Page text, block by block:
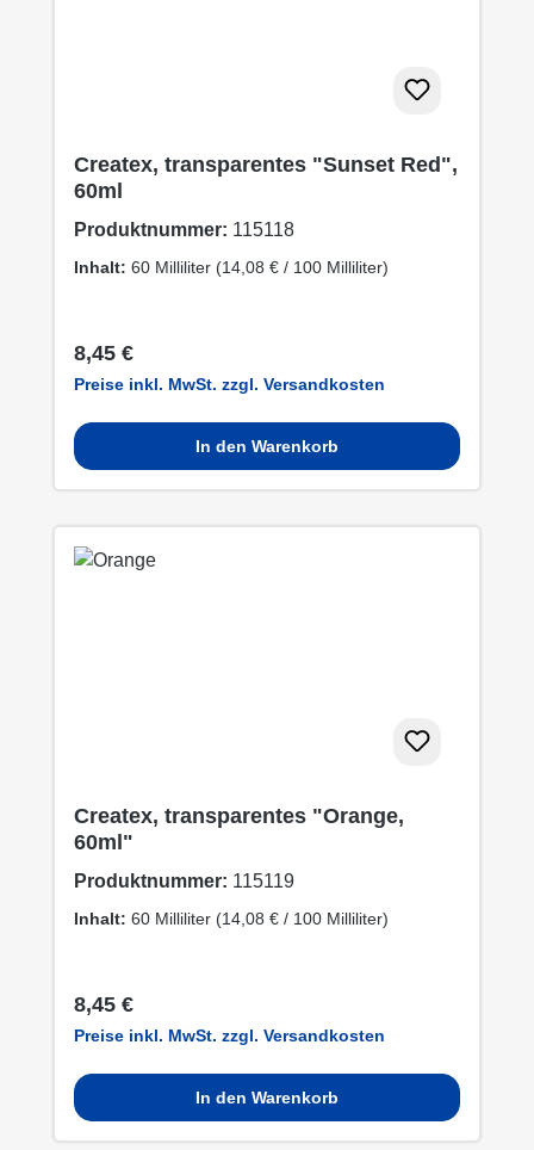
Createx, transparentes "Sunset Red",
60ml
Produktnummer: 115118
Inhalt: 60 Milliliter (14,08 € / 100 Milliliter)
Regulärer Preis:
8,45 €
Preise inkl. MwSt. zzgl. Versandkosten
In den Warenkorb
Createx, transparentes "Orange,
60ml"
Produktnummer: 115119
Inhalt: 60 Milliliter (14,08 € / 100 Milliliter)
Regulärer Preis:
8,45 €
Preise inkl. MwSt. zzgl. Versandkosten
In den Warenkorb